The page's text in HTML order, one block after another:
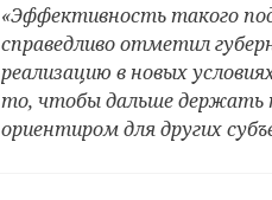
«Эффективность такого
справедливо отметил
реализацию в новых
то, чтобы дальше держать
ориентиром для других